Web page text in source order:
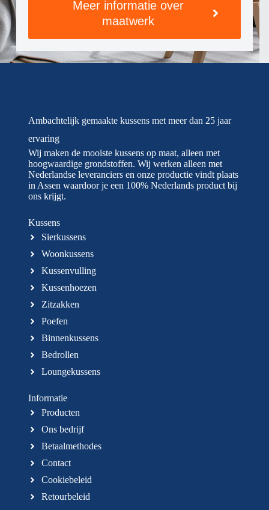
Meer informatie over
maatwerk
Ambachtelijk gemaakte kussens met meer dan 25 jaar
ervaring
Wij maken de mooiste kussens op maat, alleen met
hoogwaardige grondstoffen. Wij werken alleen met
Nederlandse leveranciers en onze productie vindt plaats
in Assen waardoor je een 100% Nederlands product bij
ons krijgt.
Kussens
Sierkussens
Woonkussens
Kussenvulling
Kussenhoezen
Zitzakken
Poefen
Binnenkussens
Bedrollen
Loungekussens
Informatie
Producten
Ons bedrijf
Betaalmethodes
Contact
Cookiebeleid
Retourbeleid